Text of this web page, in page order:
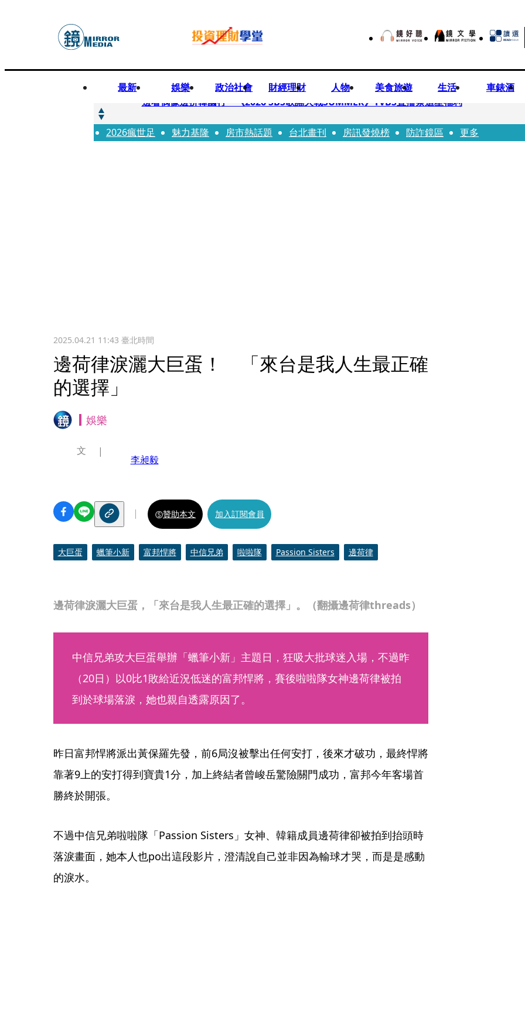
最新 娛樂 政治社會 財經理財 人物 美食旅遊 生活 車錶酒
快訊
邊看偶像邊拚韓國行 《2026 SBS歌謠大戰SUMMER》TVBS直播祭追星福利
快訊
代誌大條火急跳船？ 宏碁派任李文詳接掌兆基屋管2天就喊撤出！
2026瘋世足 魅力基隆 房市熱話題 台北畫刊 房訊發燒榜 防詐鏡區 更多
2025.04.21 11:43 臺北時間
邊荷律淚灑大巨蛋！ 「來台是我人生最正確
的選擇」
娛樂
邊荷律淚灑大巨蛋，「來台是我人生最正確的選擇」。（翻攝邊荷律threads）
文
李昶毅
贊助本文 加入訂閱會員
大巨蛋 蠟筆小新 富邦悍將 中信兄弟 啦啦隊 Passion Sisters 邊荷律
中信兄弟攻大巨蛋舉辦「蠟筆小新」主題日，狂吸大批球迷入場，不過昨
（20日）以0比1敗給近況低迷的富邦悍將，賽後啦啦隊女神邊荷律被拍
到於球場落淚，她也親自透露原因了。
昨日富邦悍將派出黃保羅先發，前6局沒被擊出任何安打，後來才破功，最終悍將
靠著9上的安打得到寶貴1分，加上終結者曾峻岳驚險關門成功，富邦今年客場首
勝終於開張。
不過中信兄弟啦啦隊「Passion Sisters」女神、韓籍成員邊荷律卻被拍到抬頭時
落淚畫面，她本人也po出這段影片，澄清說自己並非因為輸球才哭，而是是感動
的淚水。